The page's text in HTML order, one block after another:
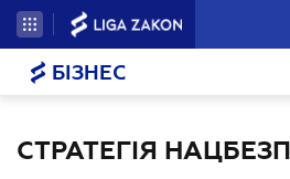
БІЗНЕС
СТРАТЕГІЯ